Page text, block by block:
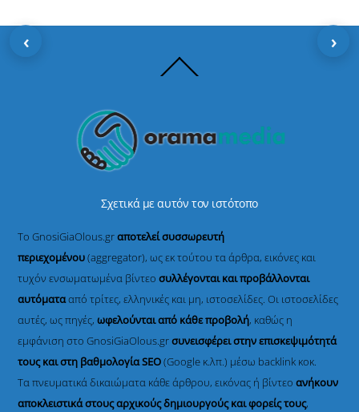
To
Σχετικά με αυτόν τον ιστότοπο
Το GnosiGiaOlous.grαποτελεί συσσωρευτή
περιεχομένου(aggregator), ως εκ τούτου τα άρθρα, εικόνες και
τυχόν ενσωματωμένα βίντεοσυλλέγονται και προβάλλονται
αυτόματααπό τρίτες, ελληνικές και μη, ιστοσελίδες. Οι ιστοσελίδες
αυτές, ως πηγές,ωφελούνται από κάθε προβολή, καθώς η
εμφάνιση στο GnosiGiaOlous.grσυνεισφέρει στην επισκεψιμότητά
τους και στη βαθμολογία SEO(Google κ.λπ.) μέσω backlink κοκ.
Τα πνευματικά δικαιώματα κάθε άρθρου, εικόνας ή βίντεοανήκουν
αποκλειστικά στους αρχικούς δημιουργούς και φορείς τους,
‹ ›